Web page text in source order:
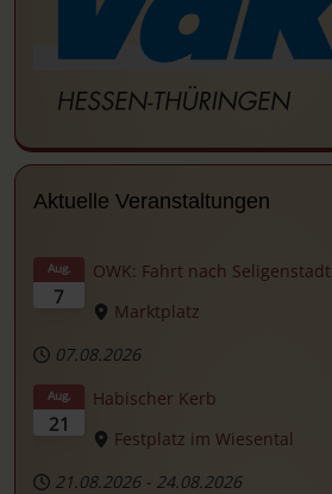
Aktuelle Veranstaltungen
7
Aug.
OWK: Fahrt nach Seligenstadt
Marktplatz
07.08.2026
21
Aug.
Habischer Kerb
Festplatz im Wiesental
21.08.2026 - 24.08.2026